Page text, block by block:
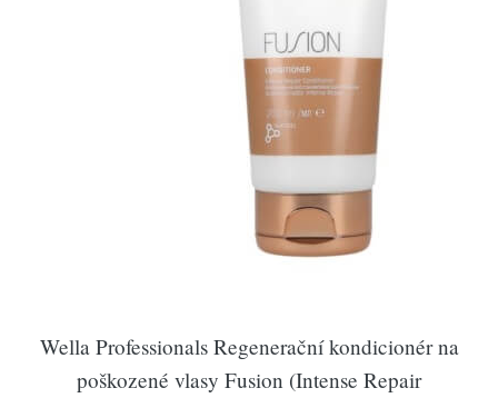
Wella Professionals Regenerační kondicionér na
poškozené vlasy Fusion (Intense Repair